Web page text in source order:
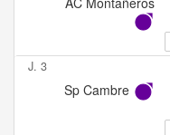
J. 3
Sp Cambre